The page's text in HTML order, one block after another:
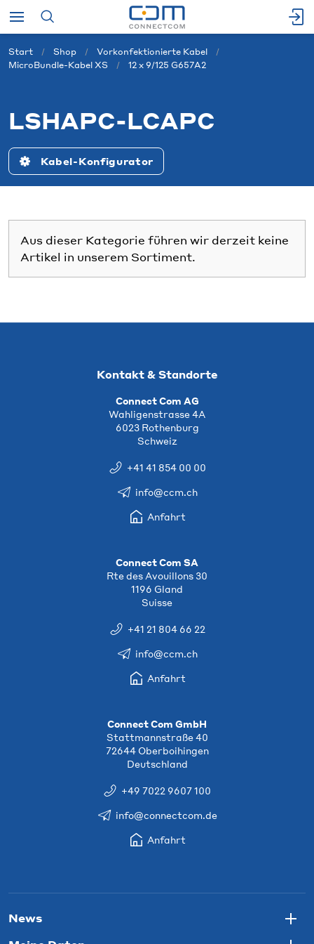
Start Shop
Vorkonfektionierte Kabel
MicroBundle-Kabel XS
12 x 9/125 G657A2
LSHAPC-LCAPC
Kabel-Konfigurator
Aus dieser Kategorie führen wir derzeit keine
Artikel in unserem Sortiment.
Kontakt & Standorte
Connect Com AG
Wahligenstrasse 4A
6023 Rothenburg
Schweiz
+41 41 854 00 00
info@ccm.ch
Anfahrt
Connect Com SA
Rte des Avouillons 30
1196 Gland
Suisse
+41 21 804 66 22
info@ccm.ch
Anfahrt
Connect Com GmbH
Stattmannstraße 40
72644 Oberboihingen
Deutschland
+49 7022 9607 100
info@connectcom.de
Anfahrt
News